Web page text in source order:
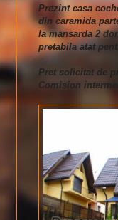
Prezint casa
din caramida
la mansarda 2
pretabila atat
Pret solicitat de
Comision